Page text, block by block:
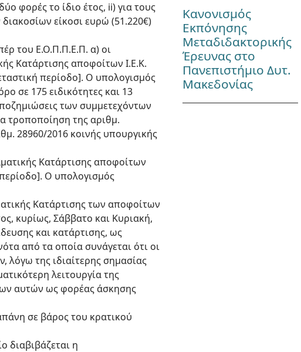
φορές το ίδιο έτος, ii) για τους
είκοσι ευρώ (51.220€)
του Ε.Ο.Π.Π.Ε.Π. α) οι
Κατάρτισης αποφοίτων Ι.Ε.Κ.
περίοδο]. Ο υπολογισμός
σε 175 ειδικότητες και 13
των συμμετεχόντων
τροποποίηση της αριθμ.
28960/2016 κοινής υπουργικής
Κατάρτισης αποφοίτων
Ο υπολογισμός
Κατάρτισης των αποφοίτων
κυρίως, Σάββατο και Κυριακή,
και κατάρτισης, ως
από τα οποία συνάγεται ότι οι
λόγω της ιδιαίτερης σημασίας
λειτουργία της
αυτών ως φορέας άσκησης
σε βάρος του κρατικού
διαβιβάζεται η
Κανονισμός
Εκπόνησης
Μεταδιδακτορικής
Έρευνας στο
Πανεπιστήμιο Δυτ.
Μακεδονίας